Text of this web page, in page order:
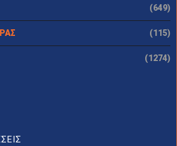
(649)
(115)
(1274)